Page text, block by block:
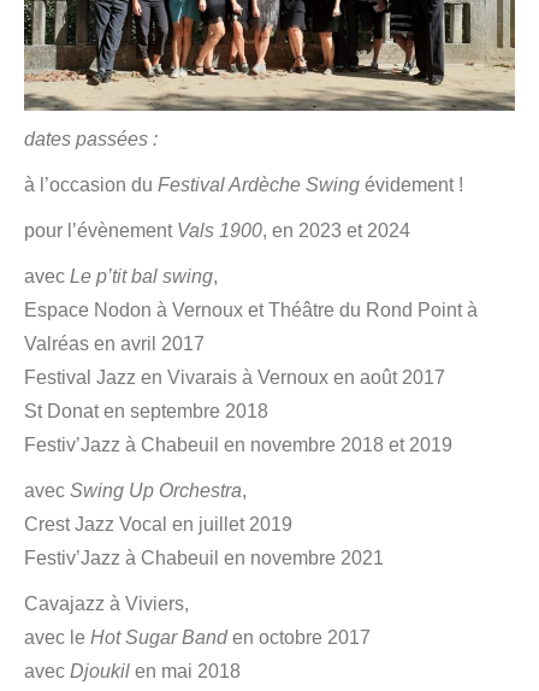
dates passées :
à l’occasion du Festival Ardèche Swing évidement !
pour l’évènement Vals 1900, en 2023 et 2024
avec Le p’tit bal swing,
Espace Nodon à Vernoux et Théâtre du Rond Point à
Valréas en avril 2017
Festival Jazz en Vivarais à Vernoux en août 2017
St Donat en septembre 2018
Festiv’Jazz à Chabeuil en novembre 2018 et 2019
avec Swing Up Orchestra,
Crest Jazz Vocal en juillet 2019
Festiv’Jazz à Chabeuil en novembre 2021
Cavajazz à Viviers,
avec le Hot Sugar Banden octobre 2017
avec Djoukil en mai 2018